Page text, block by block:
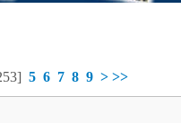
5 6 7 8 9 > >>